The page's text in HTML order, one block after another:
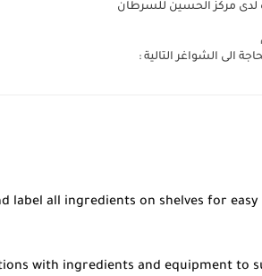
مركز الحسين للسرطان
label all ingredients on shelves for easy
with ingredients and equipment to